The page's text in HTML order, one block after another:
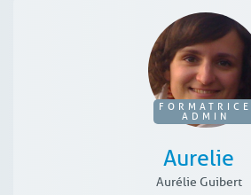
FORMATRICE
ADMIN
Aurelie
Aurélie Guibert